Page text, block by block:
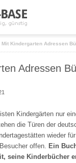
Mit Kindergarten Adressen
Adressen
Kindergärten nur
die Türen der
wieder
offen. Ein
seine Kinderbücher